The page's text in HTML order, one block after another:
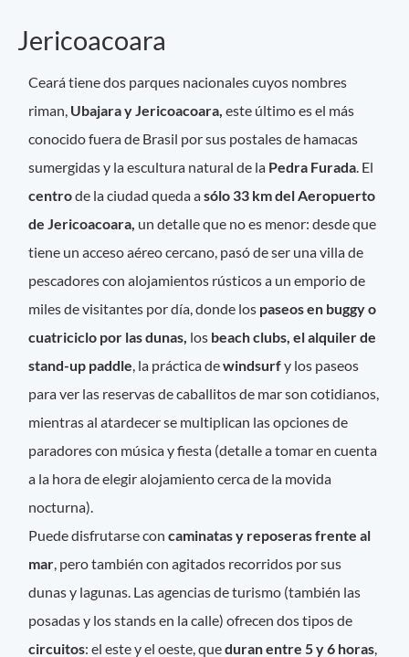
Jericoacoara
Ceará tiene dos parques nacionales cuyos nombres
riman, Ubajara y Jericoacoara,este último es el más
conocido fuera de Brasil por sus postales de hamacas
sumergidas y la escultura natural de la Pedra Furada . El
centrode la ciudad queda asólo 33 km del Aeropuerto
de Jericoacoara, un detalle que no es menor: desde que
tiene un acceso aéreo cercano, pasó de ser una villa de
pescadores con alojamientos rústicos a un emporio de
miles de visitantes por día, donde los paseos en buggy o
cuatriciclo por las dunas, los beach clubs, el alquiler de
stand-up paddle , la práctica dewindsurfy los paseos
para ver las reservas de caballitos de mar son cotidianos,
mientras al atardecer se multiplican las opciones de
paradores con música y fiesta (detalle a tomar en cuenta
a la hora de elegir alojamiento cerca de la movida
nocturna).
Puede disfrutarse con caminatas y reposeras frente al
mar , pero también con agitados recorridos por sus
dunas y lagunas. Las agencias de turismo (también las
posadas y los stands en la calle) ofrecen dos tipos de
circuitos: el este y el oeste, queduran entre 5 y 6 horas